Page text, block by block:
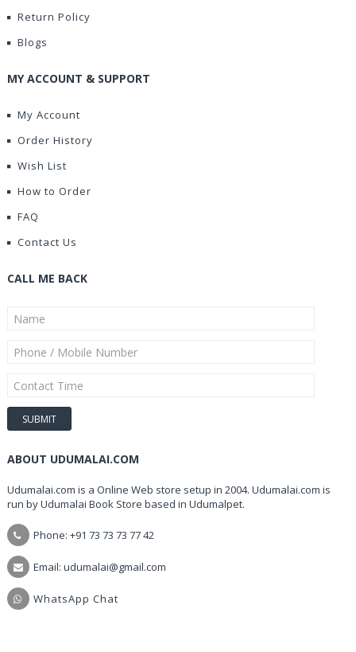
Return Policy
Blogs
MY ACCOUNT & SUPPORT
My Account
Order History
Wish List
How to Order
FAQ
Contact Us
CALL ME BACK
ABOUT UDUMALAI.COM
Udumalai.com is a Online Web store setup in 2004. Udumalai.com is
run by Udumalai Book Store based in Udumalpet.
Phone: +91 73 73 73 77 42
Email: udumalai@gmail.com
WhatsApp Chat